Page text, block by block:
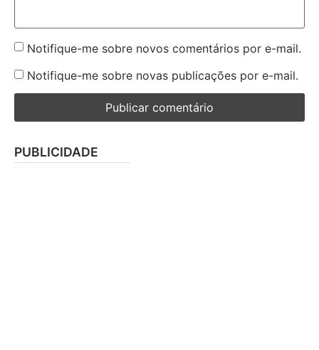
Notifique-me sobre novos comentários por e-mail.
Notifique-me sobre novas publicações por e-mail.
PUBLICIDADE